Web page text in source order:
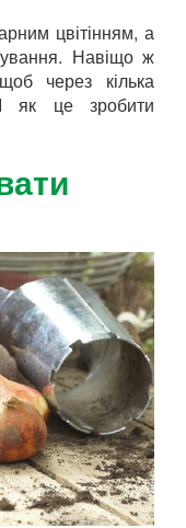
цвітінням, а
Навіщо ж
через кілька
як це зробити